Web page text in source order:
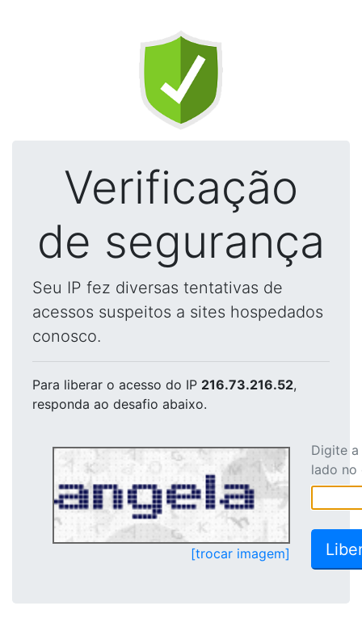
Verificação
de segurança
Seu IP fez diversas tentativas de
acessos suspeitos a sites hospedados
conosco.
Para liberar o acesso do IP 216.73.216.52,
responda ao desafio abaixo.
[trocar imagem]
Digite
lado no